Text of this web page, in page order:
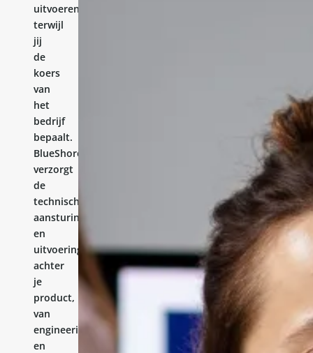
uitvoeren,
terwijl
jij
de
koers
van
het
bedrijf
bepaalt.
BlueShores
verzorgt
de
technische
aansturing
en
uitvoering
achter
je
product,
van
engineering
en